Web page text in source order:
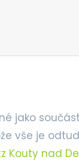
jako
vše je
Kouty nad